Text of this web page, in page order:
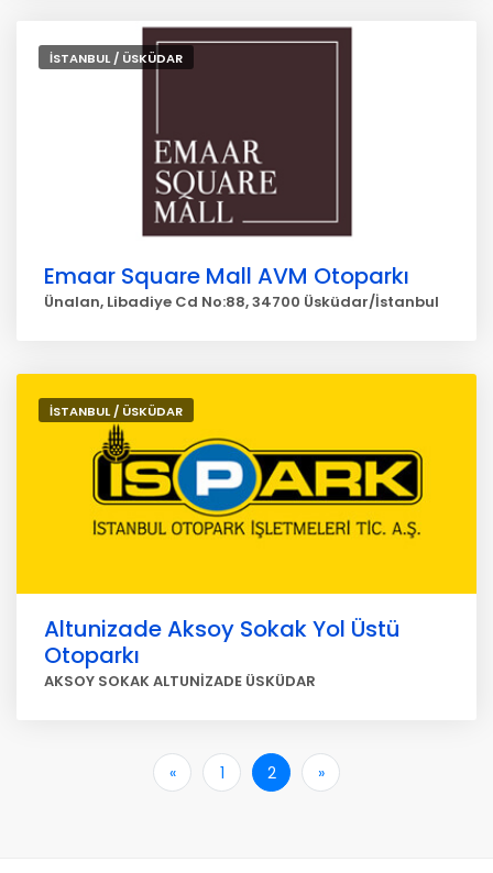
İSTANBUL / ÜSKÜDAR
Emaar Square Mall AVM Otoparkı
Ünalan, Libadiye Cd No:88, 34700 Üsküdar/İstanbul
İSTANBUL / ÜSKÜDAR
Altunizade Aksoy Sokak Yol Üstü
Otoparkı
AKSOY SOKAK ALTUNİZADE ÜSKÜDAR
«İlk 1 2 »Son